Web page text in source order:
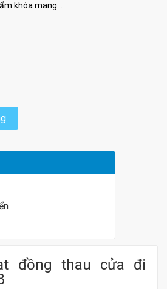
khóa mang...
đồng thau cửa đi